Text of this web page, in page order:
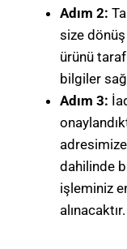
Adım 2:
size dönüş
ürünü
bilgiler
Adım 3:
dahilinde
işleminiz
alınacaktır.